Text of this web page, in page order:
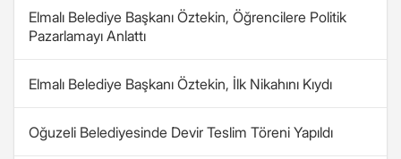
Elmalı Belediye Başkanı Öztekin, Öğrencilere Politik
Pazarlamayı Anlattı
Elmalı Belediye Başkanı Öztekin, İlk Nikahını Kıydı
Oğuzeli Belediyesinde Devir Teslim Töreni Yapıldı